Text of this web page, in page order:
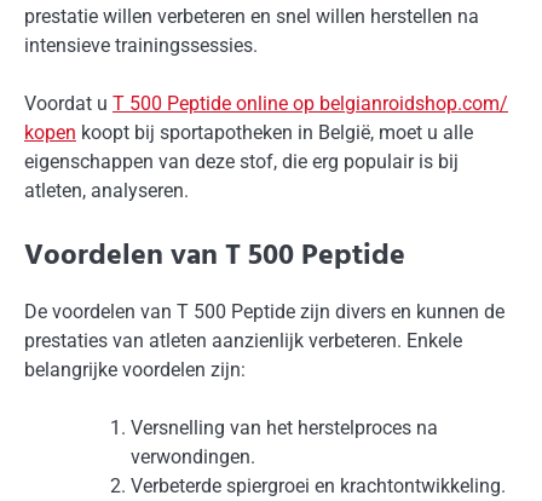
prestatie willen verbeteren en snel willen herstellen na
intensieve trainingssessies.
Voordat u T 500 Peptide online op belgianroidshop.com/
kopen koopt bij sportapotheken in België, moet u alle
eigenschappen van deze stof, die erg populair is bij
atleten, analyseren.
Voordelen van T 500 Peptide
De voordelen van T 500 Peptide zijn divers en kunnen de
prestaties van atleten aanzienlijk verbeteren. Enkele
belangrijke voordelen zijn:
Versnelling van het herstelproces na
verwondingen.
Verbeterde spiergroei en krachtontwikkeling.